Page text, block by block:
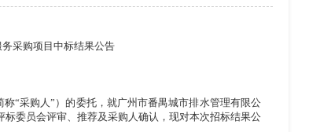
采购项目中标结果公告
“采购人”）的委托，就广州市番禺城市排水管理有限公
委员会评审、推荐及采购人确认，现对本次招标结果公